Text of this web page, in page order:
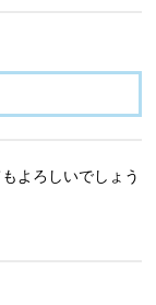
よろしいでしょう